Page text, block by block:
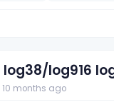
- log38/log916
months ago